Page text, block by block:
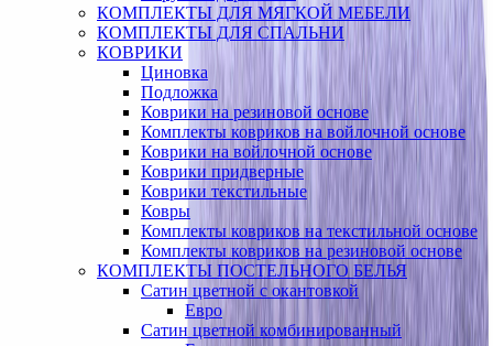
КОМПЛЕКТЫ ДЛЯ МЯГКОЙ МЕБЕЛИ
КОМПЛЕКТЫ ДЛЯ СПАЛЬНИ
КОВРИКИ
Циновка
Подложка
Коврики на резиновой основе
Комплекты ковриков на войлочной основе
Коврики на войлочной основе
Коврики придверные
Коврики текстильные
Ковры
Комплекты ковриков на текстильной основе
Комплекты ковриков на резиновой основе
КОМПЛЕКТЫ ПОСТЕЛЬНОГО БЕЛЬЯ
Сатин цветной с окантовкой
Евро
Сатин цветной комбинированный